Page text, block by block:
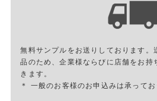
無料サンプルをお送りしております。
品のため、企業様ならびに店舗をお持
きます。
＊ 一般のお客様のお申込みは承ってお